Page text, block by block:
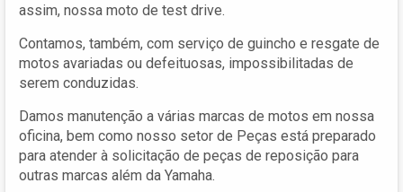
assim, nossa moto de test drive.
Contamos, também, com serviço de guincho e resgate de
motos avariadas ou defeituosas, impossibilitadas de
serem conduzidas.
Damos manutenção a várias marcas de motos em nossa
oficina, bem como nosso setor de Peças está preparado
para atender à solicitação de peças de reposição para
outras marcas além da Yamaha.